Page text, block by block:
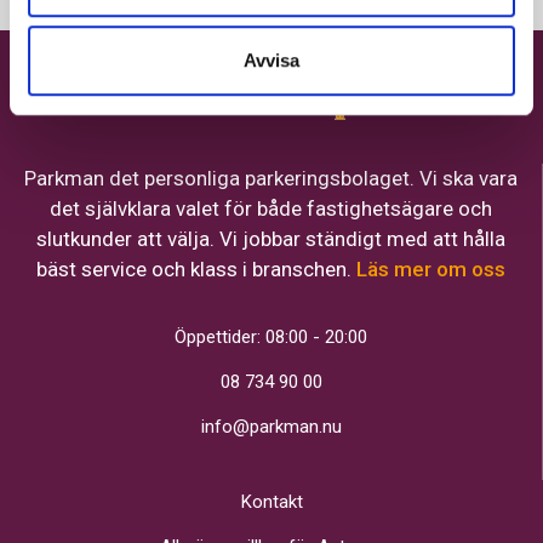
Avvisa
Parkman det personliga parkeringsbolaget. Vi ska vara
det självklara valet för både fastighetsägare och
slutkunder att välja. Vi jobbar ständigt med att hålla
bäst service och klass i branschen. Läs mer om oss
Öppettider: 08:00 - 20:00
08 734 90 00
info@parkman.nu
Kontakt